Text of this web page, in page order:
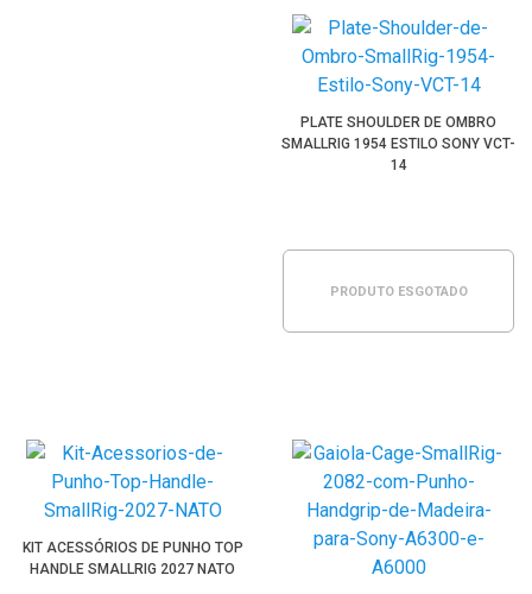
PLATE SHOULDER DE OMBRO
SMALLRIG 1954 ESTILO SONY VCT-
14
PRODUTO ESGOTADO
KIT ACESSÓRIOS DE PUNHO TOP
HANDLE SMALLRIG 2027 NATO